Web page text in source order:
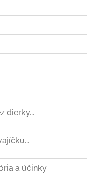
dierky...
a účinky